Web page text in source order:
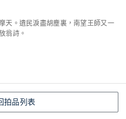
天。遺民淚盡胡塵裏，南望王師又一
翁詩。
拍品列表